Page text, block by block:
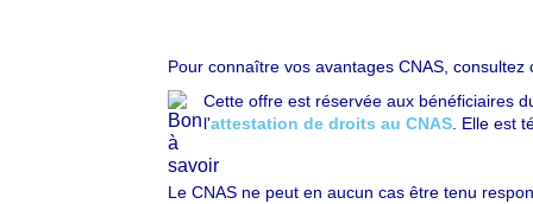
Pour connaître vos avantages CNAS,
Cette offre est réservée aux bénéficiaires
l'attestation de droits au CNAS. Elle est
Le CNAS ne peut en aucun cas être tenu